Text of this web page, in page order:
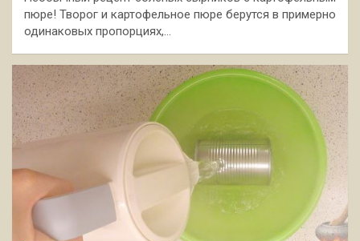
пюре! Творог и картофельное пюре берутся в примерно
одинаковых пропорциях,…